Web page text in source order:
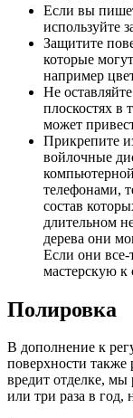
Если вы
используйте
Защитите
которые
например
Не
плоскостях в
может
Прикрепите
войлочные
телефонами,
состав
длительном
дерева они
Если они все-
мастерскую к
Полировка
В дополнение к
поверхности также
вредит отделке, мы
или три раза в год,